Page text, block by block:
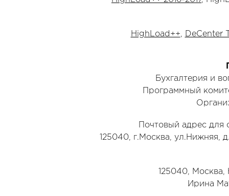
HighLoad++, DeCenter
Бухгалтерия и
Программный
Почтовый адрес для
125040, г.Москва, ул.Нижняя,
125040,
‭Ирина